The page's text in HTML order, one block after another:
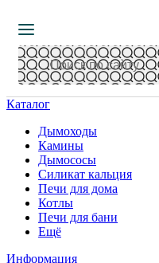
Каталог
Дымоходы
Камины
Дымососы
Силикат кальция
Печи для дома
Котлы
Печи для бани
Ещё
Информация